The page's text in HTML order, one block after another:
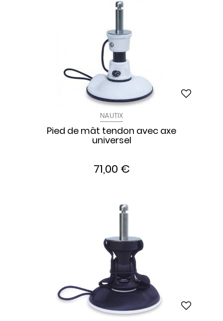
NAUTIX
Pied de mât tendon avec axe
universel
71,00 €